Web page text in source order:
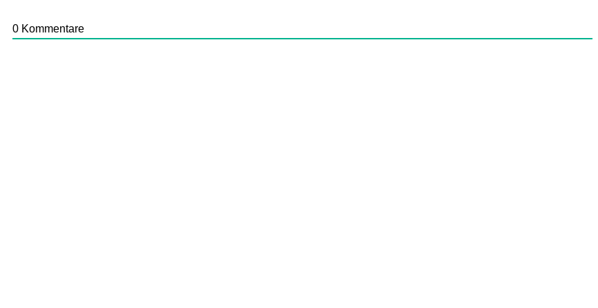
0 Kommentare